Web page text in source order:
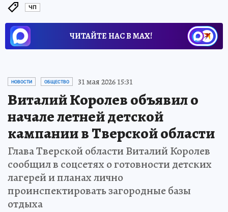
ЧП
ЧИТАЙТЕ НАС В МАХ!
НОВОСТИ ОБЩЕСТВО 31 мая 2026 15:31
Виталий Королев объявил о
начале летней детской
кампании в Тверской области
Глава Тверской области Виталий Королев
сообщил в соцсетях о готовности детских
лагерей и планах лично
проинспектировать загородные базы
отдыха